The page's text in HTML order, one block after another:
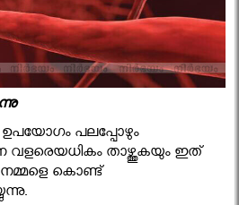
ഉപയോഗം പലപ്പോഴും
വളരെയധികം താഴ്ത്തുകയും ഇത്
കൊണ്ട്